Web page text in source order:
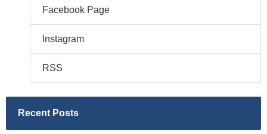
Facebook Page
Instagram
RSS
Recent Posts